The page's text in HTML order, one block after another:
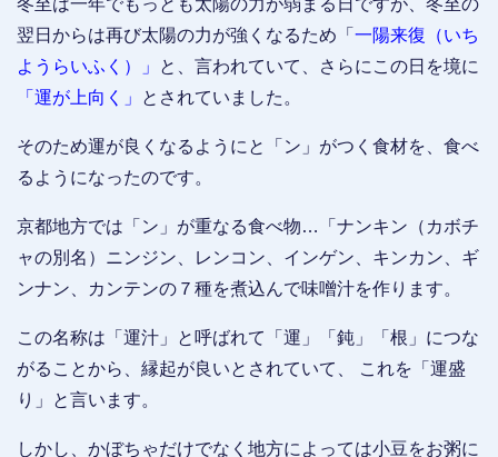
冬至は一年でもっとも太陽の力が弱まる日ですが、冬至の
翌日からは再び太陽の力が強くなるため「 一陽来復（いち
ようらいふく）」
と、言われていて、さらにこの日を境に
「運が上向く」
とされていました。
そのため運が良くなるようにと「ン」がつく食材を、食べ
るようになったのです。
京都地方では「ン」が重なる食べ物…「ナンキン（カボチ
ャの別名）ニンジン、レンコン、インゲン、キンカン、ギ
ンナン、カンテンの７種を煮込んで味噌汁を作ります。
この名称は「運汁」と呼ばれて「運」「鈍」「根」につな
がることから、縁起が良いとされていて、 これを「運盛
り」と言います。
しかし、かぼちゃだけでなく地方によっては小豆をお粥に